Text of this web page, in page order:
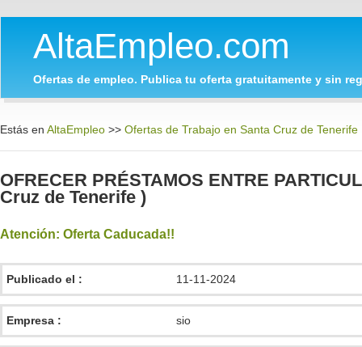
AltaEmpleo.com
Ofertas de empleo. Publica tu oferta gratuitamente y sin
Estás en AltaEmpleo >> Ofertas de Trabajo en Santa Cruz de Tenerife
OFRECER PRÉSTAMOS ENTRE
Cruz de Tenerife )
Atención: Oferta Caducada!!
Publicado el : 11-11-2024
Empresa : sio